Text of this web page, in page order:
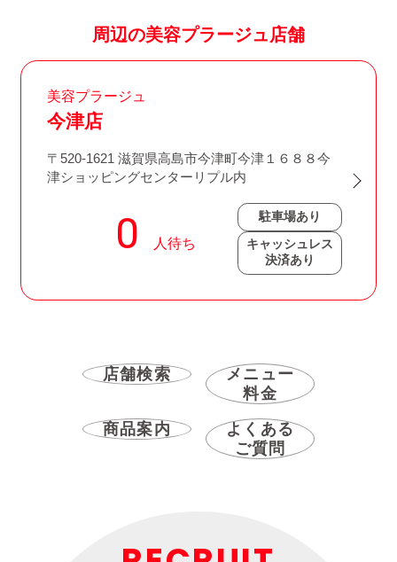
周辺の美容プラージュ店舗
美容プラージュ
今津店
〒520-1621 滋賀県高島市今津町今津１６８８今
津ショッピングセンターリプル内
駐車場あり
キャッシュレス
決済あり
店舗検索
メニュー
料金
商品案内
よくある
ご質問